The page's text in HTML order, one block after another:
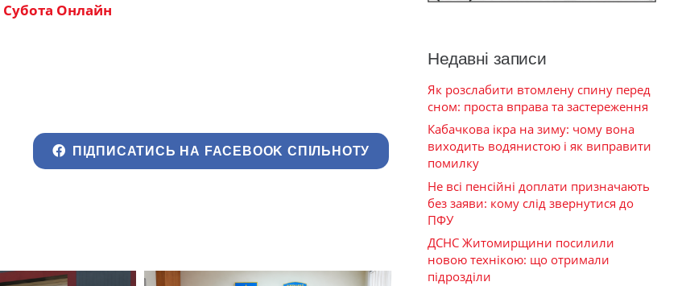
Субота Онлайн
ПІДПИСАТИСЬ НА FACEBOOK СПІЛЬНОТУ
Недавні записи
Як розслабити втомлену спину перед
сном: проста вправа та застереження
Кабачкова ікра на зиму: чому вона
виходить водянистою і як виправити
помилку
Не всі пенсійні доплати призначають
без заяви: кому слід звернутися до
ПФУ
ДСНС Житомирщини посилили
новою технікою: що отримали
підрозділи